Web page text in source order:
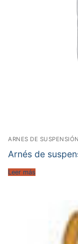
ARNES DE SUSPENSIÓN
Arnés de
Leer más